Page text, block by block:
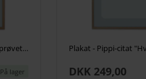
Plakat - Pippi citat "Det har jeg ikke prøvet før" - Blueish
På lager DKK 249,00